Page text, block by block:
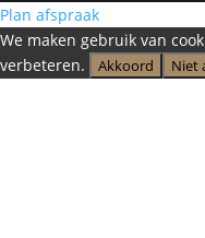
Plan afspraak
We maken gebruik van
verbeteren.
Akkoord Niet